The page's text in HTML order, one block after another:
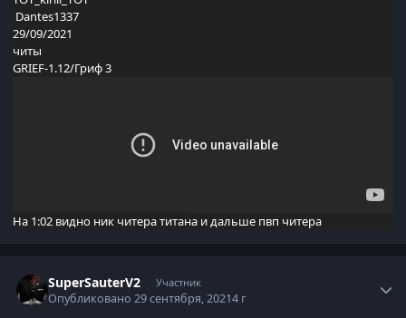
Dantes1337
29/09/2021
читы
GRIEF-1.12/Гриф 3
На 1:02 видно ник читера титана и дальше пвп читера
SuperSauterV2 Участник
Опубликовано29 сентября, 20214 г